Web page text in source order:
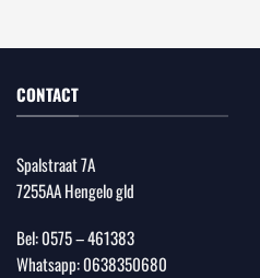
CONTACT
Spalstraat 7A
7255AA Hengelo gld
Bel:0575 – 461383
Whatsapp:0638350680